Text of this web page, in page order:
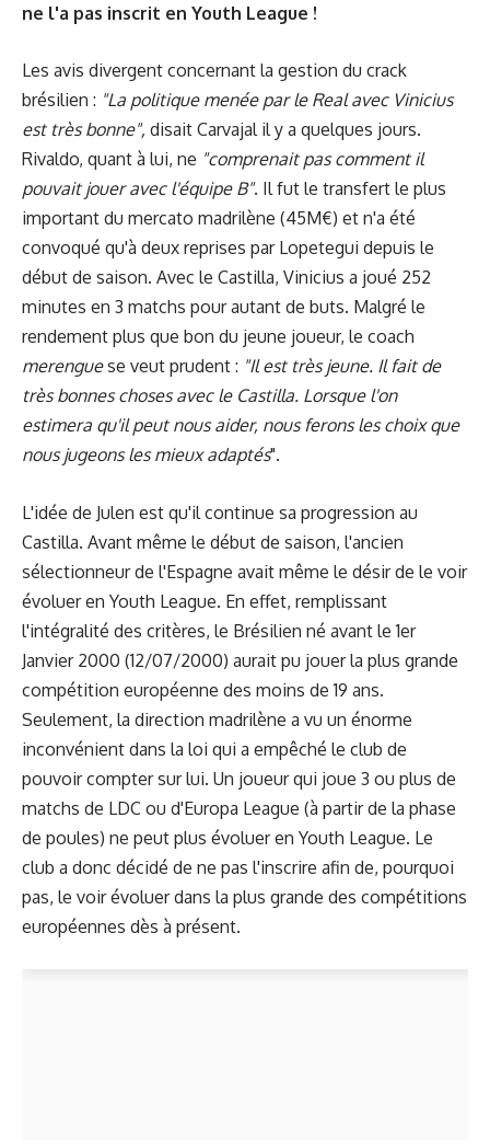
ne l'a pas inscrit en Youth League !
Les avis divergent concernant la gestion du crack
brésilien : "La politique menée par le Real avec Vinicius
est très bonne", disait Carvajal il y a quelques jours.
Rivaldo, quant à lui, ne "comprenait pas comment il
pouvait jouer avec l'équipe B". Il fut le transfert le plus
important du mercato madrilène (45M€) et n'a été
convoqué qu'à deux reprises par Lopetegui depuis le
début de saison. Avec le Castilla, Vinicius a joué 252
minutes en 3 matchs pour autant de buts. Malgré le
rendement plus que bon du jeune joueur, le coach
merenguese veut prudent : "Il est très jeune. Il fait de
très bonnes choses avec le Castilla. Lorsque l'on
estimera qu'il peut nous aider, nous ferons les choix que
nous jugeons les mieux adaptés".
L'idée de Julen est qu'il continue sa progression au
Castilla. Avant même le début de saison, l'ancien
sélectionneur de l'Espagne avait même le désir de le voir
évoluer en Youth League. En effet, remplissant
l'intégralité des critères, le Brésilien né avant le 1er
Janvier 2000 (12/07/2000) aurait pu jouer la plus grande
compétition européenne des moins de 19 ans.
Seulement, la direction madrilène a vu un énorme
inconvénient dans la loi qui a empêché le club de
pouvoir compter sur lui. Un joueur qui joue 3 ou plus de
matchs de LDC ou d'Europa League (à partir de la phase
de poules) ne peut plus évoluer en Youth League. Le
club a donc décidé de ne pas l'inscrire afin de, pourquoi
pas, le voir évoluer dans la plus grande des compétitions
européennes dès à présent.